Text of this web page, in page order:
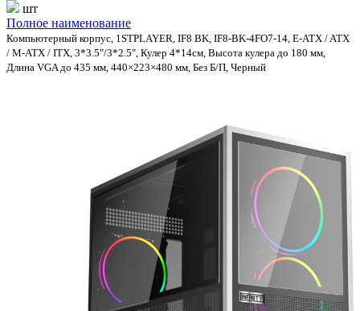
шт
Полное наименование
Компьютерный корпус, 1STPLAYER, IF8 BK, IF8-BK-4FO7-14, E‑ATX / ATX
/ M-ATX / ITX, 3*3.5"/3*2.5", Кулер 4*14см, Высота кулера до 180 мм,
Длина VGA до 435 мм, 440×223×480 мм, Без Б/П, Черный